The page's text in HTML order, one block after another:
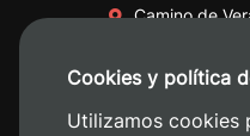
Camino de
+34
Cookies y política
Utilizamos cookies